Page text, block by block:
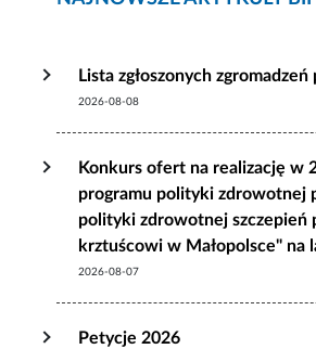
Lista zgłoszonych
2026-08-08
Konkurs ofert na realizację w
programu polityki zdrowotnej
polityki zdrowotnej szczepień
krztuścowi w Małopolsce" na
2026-08-07
Petycje 2026